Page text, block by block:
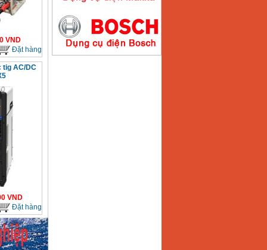
VND
Đặt hàng
tig AC/DC
VND
Đặt hàng
Máy hàn que điện tử
Hồng ký HK200E